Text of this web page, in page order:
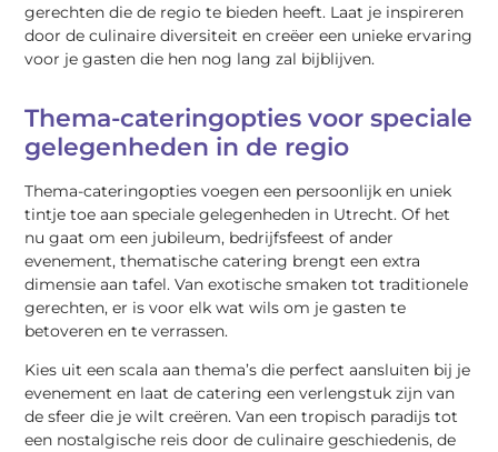
gerechten die de regio te bieden heeft. Laat je inspireren
door de culinaire diversiteit en creëer een unieke ervaring
voor je gasten die hen nog lang zal bijblijven.
Thema-cateringopties voor speciale
gelegenheden in de regio
Thema-cateringopties voegen een persoonlijk en uniek
tintje toe aan speciale gelegenheden in Utrecht. Of het
nu gaat om een jubileum, bedrijfsfeest of ander
evenement, thematische catering brengt een extra
dimensie aan tafel. Van exotische smaken tot traditionele
gerechten, er is voor elk wat wils om je gasten te
betoveren en te verrassen.
Kies uit een scala aan thema’s die perfect aansluiten bij je
evenement en laat de catering een verlengstuk zijn van
de sfeer die je wilt creëren. Van een tropisch paradijs tot
een nostalgische reis door de culinaire geschiedenis, de